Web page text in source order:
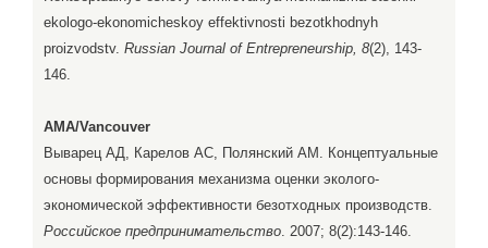
ekologo-ekonomicheskoy effektivnosti bezotkhodnyh
proizvodstv. Russian Journal of Entrepreneurship, 8(2), 143-
146.
AMA/Vancouver
Выварец АД, Карелов АС, Полянский АМ. Концептуальные
основы формирования механизма оценки эколого-
экономической эффективности безотходных производств.
Российское предпринимательство. 2007; 8(2):143-146.